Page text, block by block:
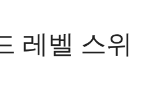
레벨 스위